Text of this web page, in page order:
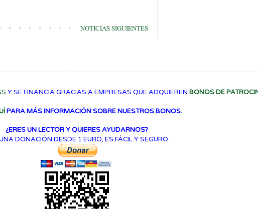
NOTICIAS SIGUIENTES
Y SE FINANCIA GRACIAS A EMPRESAS QUE ADQUIEREN BONOS DE
PARA MÁS INFORMACIÓN SOBRE NUESTROS BONOS.
¿ERES UN LECTOR Y QUIERES AYUDARNOS?
DONACIÓN DESDE 1 EURO, ES FÁCIL Y SEGURO.